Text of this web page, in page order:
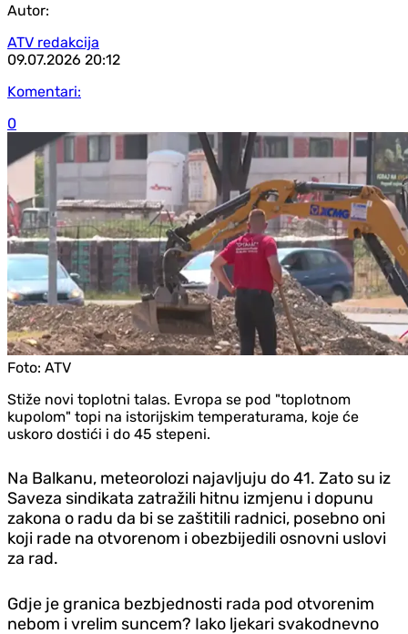
Autor:
ATV redakcija
09.07.2026 20:12
Komentari:
0
Foto: ATV
Stiže novi toplotni talas. Evropa se pod "toplotnom
kupolom" topi na istorijskim temperaturama, koje će
uskoro dostići i do 45 stepeni.
Na Balkanu, meteorolozi najavljuju do 41. Zato su iz
Saveza sindikata zatražili hitnu izmjenu i dopunu
zakona o radu da bi se zaštitili radnici, posebno oni
koji rade na otvorenom i obezbijedili osnovni uslovi
za rad.
Gdje je granica bezbjednosti rada pod otvorenim
nebom i vrelim suncem? Iako ljekari svakodnevno